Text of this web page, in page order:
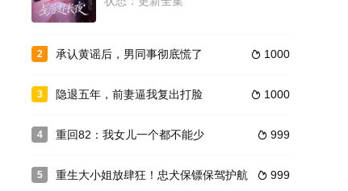
2  1000
承认黄谣后，男同事彻底慌了
3  1000
隐退五年，前妻逼我复出打脸
4  999
重回82：我女儿一个都不能少
5  999
重生大小姐放肆狂！忠犬保镖保驾护航